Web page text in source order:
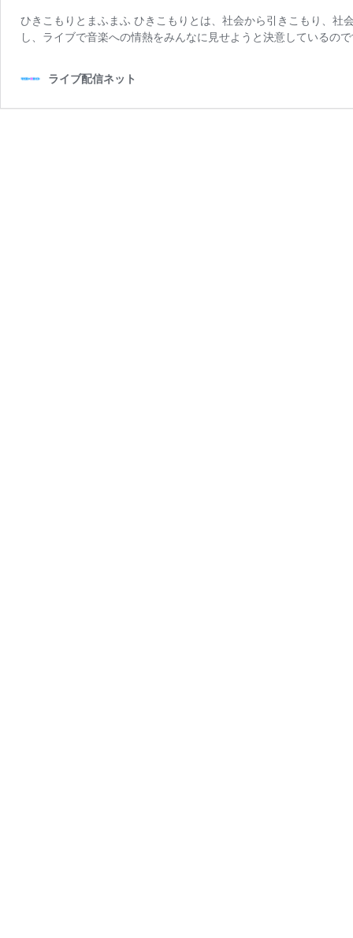
ひきこもりとまふまふ ひきこもりとは、社会から引きこもり、
し、ライブで音楽への情熱をみんなに見せようと決意しているの
ライブ配信ネット